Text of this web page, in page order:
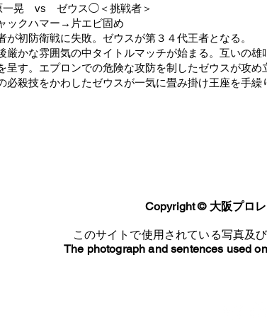
一晃 vs ゼウス◯＜挑戦者＞
ックハマー→片エビ固め
初防衛戦に失敗。ゼウスが第３４代王者となる。
厳かな雰囲気の中タイトルマッチが始まる。互いの
呈す。エプロンでの危険な攻防を制したゼウスが攻
必殺技をかわしたゼウスが一気に畳み掛け王座を手繰
Copyright ©︎ 大阪プロ
このサイトで使用されている写真及
The photograph and sentences used